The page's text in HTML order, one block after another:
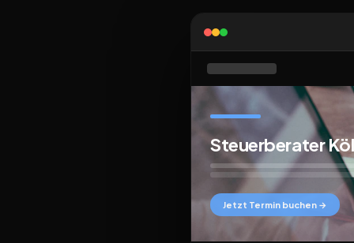
Steuerberater
Jetzt Termin buchen →